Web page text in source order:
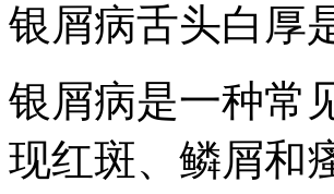
银屑病舌头白厚
银屑病是一种常
现红斑、鳞屑和